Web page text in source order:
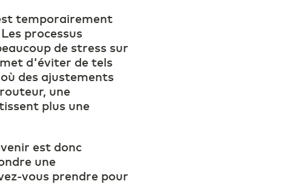
temporairement
processus
de stress sur
d'éviter de tels
des ajustements
une
plus une
est donc
une
vous prendre pour